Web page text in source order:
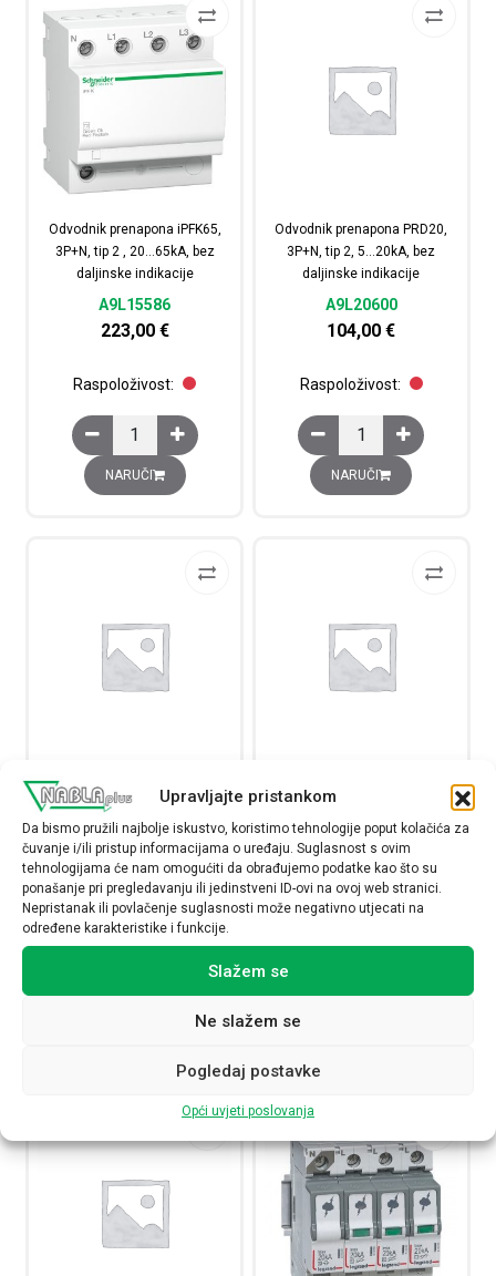
Upravljajte pristankom
Da bismo pružili najbolje iskustvo, koristimo tehnologije poput kolačića za
čuvanje i/ili pristup informacijama o uređaju. Suglasnost s ovim
tehnologijama će nam omogućiti da obrađujemo podatke kao što su
ponašanje pri pregledavanju ili jedinstveni ID-ovi na ovoj web stranici.
Nepristanak ili povlačenje suglasnosti može negativno utjecati na
određene karakteristike i funkcije.
Slažem se
Ne slažem se
Pogledaj postavke
Opći uvjeti poslovanja
Odvodnik prenapona iPFK65,
3P+N, tip 2 , 20…65kA, bez
daljinske indikacije
A9L15586
223,00 €
Raspoloživost:
Odvodnik prenapona iPFK65, 3P+N, tip 2 , 20…65kA,
NARUČI
Odvodnik prenapona PRD20,
3P+N, tip 2, 5…20kA, bez
daljinske indikacije
A9L20600
104,00€
Raspoloživost:
Odvodnik prenapona
NARUČI
Odvodnik prenapona PRD20,
3P+N, tip 2, 5…20kA, s
daljinskom indikacijom
A9L20601
125,00€
daljinskom indikacijom
A9L40601
140,00€